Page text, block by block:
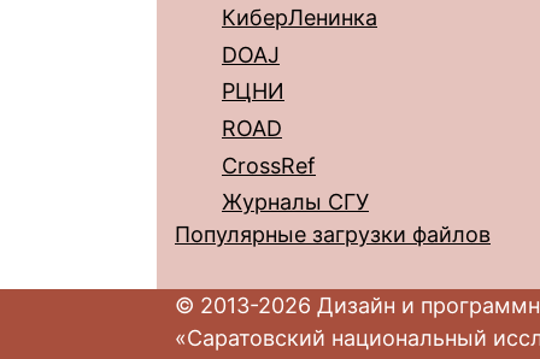
КиберЛенинка
DOAJ
РЦНИ
ROAD
CrossRef
Журналы СГУ
Популярные загрузки файлов
© 2013-2026 Дизайн и
«Саратовский национальный